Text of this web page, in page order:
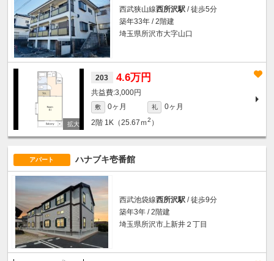
西武狭山線西所沢駅 / 徒歩5分
築年33年 / 2階建
埼玉県所沢市大字山口
203 4.6万円
3,000円
敷 0ヶ月 礼
0ヶ月
2階 1K（25.67ｍ2 ）
アパート ハナブキ壱番館
西武池袋線西所沢駅 / 徒歩9分
築年3年 / 2階建
埼玉県所沢市上新井２丁目